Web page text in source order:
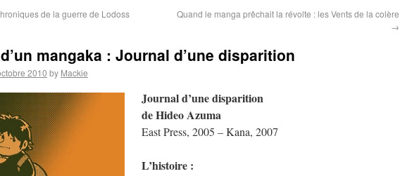
de la guerre de Lodoss
Quand le manga prêchait la révolte : les Vents de la colère
→
d’un mangaka : Journal d’une disparition
2010 by Mackie
Journal d’une disparition
de Hideo Azuma
East Press, 2005 – Kana, 2007
L’histoire :